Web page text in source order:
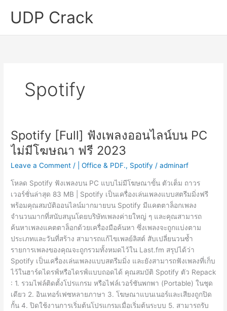
UDP Crack
Spotify
Spotify [Full] ฟังเพลงออนไลน์บน PC
ไม่มีโฆษณา ฟรี 2023
Leave a Comment / | Office & PDF., Spotify /adminarf
โหลด Spotify ฟังเพลงบน PC แบบไม่มีโฆษณาขั้น ตัวเต็ม ถาวร
เวอร์ชั่นล่าสุด 83 MB | Spotify เป็นเครื่องเล่นเพลงแบบสตรีมมิ่งฟรี
พร้อมคุณสมบัติออนไลน์มากมายบน Spotify มีแคตตาล็อกเพลง
จำนวนมากที่สนับสนุนโดยบริษัทเพลงค่ายใหญ่ ๆ และคุณสามารถ
ค้นหาเพลงแคตตาล็อกด้วยเครื่องมือค้นหา ซึ่งเพลงจะถูกแบ่งตาม
ประเภทและวันที่สร้าง สามารถแก้ไขเพลย์ลิสต์ สับเปลี่ยนวนซ้ำ
รายการเพลงของคุณจะถูกรวมทั้งหมดไว้ใน Last.fm สรุปได้ว่า
Spotify เป็นเครื่องเล่นเพลงแบบสตรีมมิ่ง และยังสามารถฟังเพลงที่เก็บ
ไว้ในฮาร์ดไดรฟ์หรือไดรฟ์แบบถอดได้ คุณสมบัติ Spotify ตัว Repack
: 1. รวมไฟล์ติดตั้งโปรแกรม หรือไฟล์เวอร์ชันพกพา (Portable) ในชุด
เดียว 2. อินเทอร์เฟซหลายภาษา 3. โฆษณาแบนเนอร์และเสียงถูกปิด
กั้น 4. ปิดใช้งานการเริ่มต้นโปรแกรมเมื่อเริ่มต้นระบบ 5. สามารถรับ